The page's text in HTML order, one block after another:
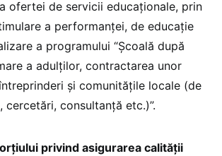
ofertei de servicii educaţionale, prin
a performanţei, de educaţie
a programului “Şcoală după
a adulţilor, contractarea unor
şi comunităţile locale (de
cercetări, consultanţă etc.)”.
privind asigurarea calității